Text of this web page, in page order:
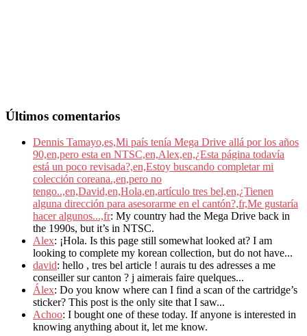
Últimos comentarios
Dennis Tamayo,es,Mi país tenía Mega Drive allá por los años
90,en,pero esta en NTSC,en,Alex,en,¿Esta página todavía
está un poco revisada?,en,Estoy buscando completar mi
colección coreana.,en,pero no
tengo..,en,David,en,Hola,en,artículo tres bel,en,¿Tienen
alguna dirección para asesorarme en el cantón?,fr,Me gustaría
hacer algunos...,fr: My country had the Mega Drive back in
the 1990s, but it’s in NTSC.
Alex: ¡Hola. Is this page still somewhat looked at? I am
looking to complete my korean collection, but do not have...
david: hello , tres bel article ! aurais tu des adresses a me
conseiller sur canton ? j aimerais faire quelques...
Álex: Do you know where can I find a scan of the cartridge’s
sticker? This post is the only site that I saw...
Achoo: I bought one of these today. If anyone is interested in
knowing anything about it, let me know.